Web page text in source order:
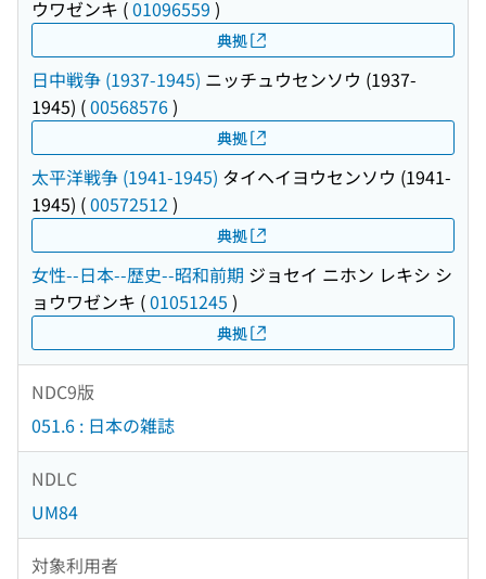
ウワゼンキ (01096559 )
典拠
日中戦争 (1937-1945) ニッチュウセンソウ (1937-
1945) (00568576)
典拠
太平洋戦争 (1941-1945) タイヘイヨウセンソウ (1941-
1945) (00572512 )
典拠
女性--日本--歴史--昭和前期 ジョセイ ニホン レキシ シ
ョウワゼンキ (01051245 )
典拠
NDC9版
051.6 : 日本の雑誌
NDLC
UM84
対象利用者